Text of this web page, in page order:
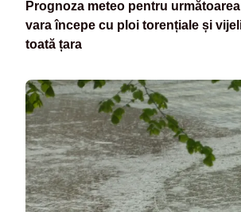
Prognoza meteo pentru
vara începe cu ploi torențiale și
toată țara